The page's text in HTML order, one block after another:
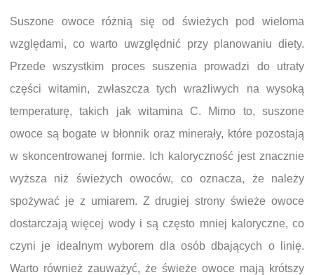
Suszone owoce różnią się od świeżych pod wieloma
względami, co warto uwzględnić przy planowaniu diety.
Przede wszystkim proces suszenia prowadzi do utraty
części witamin, zwłaszcza tych wrażliwych na wysoką
temperaturę, takich jak witamina C. Mimo to, suszone
owoce są bogate w błonnik oraz minerały, które pozostają
w skoncentrowanej formie. Ich kaloryczność jest znacznie
wyższa niż świeżych owoców, co oznacza, że należy
spożywać je z umiarem. Z drugiej strony świeże owoce
dostarczają więcej wody i są często mniej kaloryczne, co
czyni je idealnym wyborem dla osób dbających o linię.
Warto również zauważyć, że świeże owoce mają krótszy